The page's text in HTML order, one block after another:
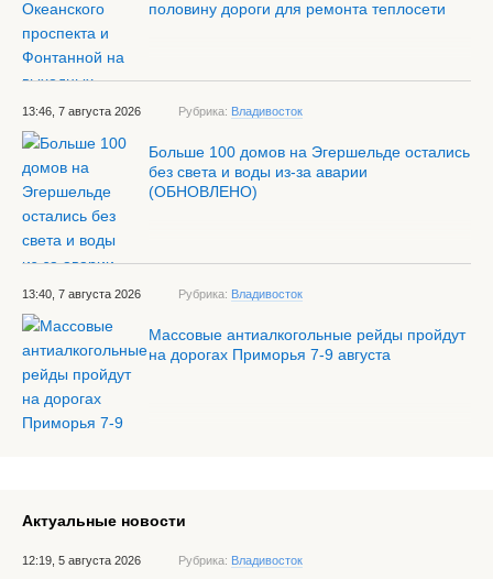
половину дороги для ремонта теплосети
13:46, 7 августа 2026 Рубрика: Владивосток
Больше 100 домов на Эгершельде остались
без света и воды из-за аварии
(ОБНОВЛЕНО)
13:40, 7 августа 2026 Рубрика: Владивосток
Массовые антиалкогольные рейды пройдут
на дорогах Приморья 7-9 августа
Актуальные новости
12:19, 5 августа 2026 Рубрика: Владивосток